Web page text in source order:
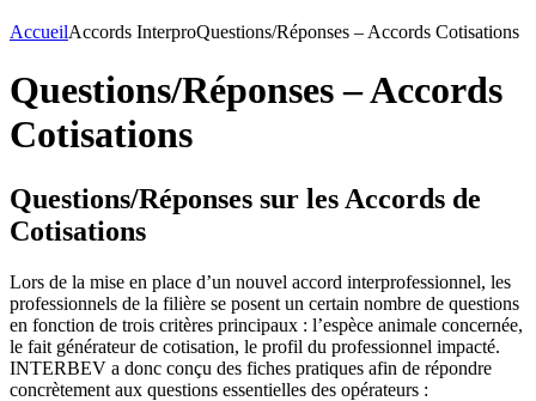
AccueilAccords InterproQuestions/Réponses – Accords Cotisations
Questions/Réponses – Accords
Cotisations
Questions/Réponses sur les Accords de
Cotisations
Lors de la mise en place d’un nouvel accord interprofessionnel, les
professionnels de la filière se posent un certain nombre de questions
en fonction de trois critères principaux : l’espèce animale concernée,
le fait générateur de cotisation, le profil du professionnel impacté.
INTERBEV a donc conçu des fiches pratiques afin de répondre
concrètement aux questions essentielles des opérateurs :